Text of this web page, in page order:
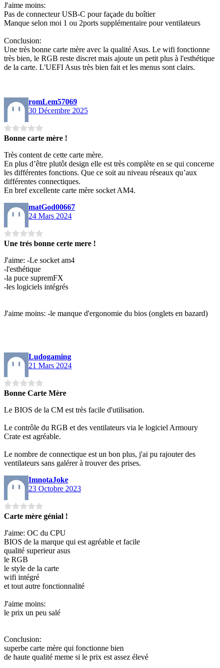
J'aime moins:
Pas de connecteur USB-C pour façade du boîtier
Manque selon moi 1 ou 2ports supplémentaire pour ventilateurs
Conclusion:
Une très bonne carte mère avec la qualité Asus. Le wifi fonctionne
très bien, le RGB reste discret mais ajoute un petit plus à l'esthétique
de la carte. L'UEFI Asus très bien fait et les menus sont clairs.
romLem57069
30 Décembre 2025
Bonne carte mère !
Très content de cette carte mère.
En plus d’être plutôt design elle est très complète en se qui concerne
les différentes fonctions. Que ce soit au niveau réseaux qu’aux
différentes connectiques.
En bref excellente carte mère socket AM4.
matGod00667
24 Mars 2024
Une trés bonne certe mere !
J'aime: -Le socket am4
-l'esthétique
-la puce supremFX
-les logiciels intégrés
J'aime moins: -le manque d'ergonomie du bios (onglets en bazard)
Ludogaming
21 Mars 2024
Bonne Carte Mère
Le BIOS de la CM est très facile d'utilisation.
Le contrôle du RGB et des ventilateurs via le logiciel Armoury
Crate est agréable.
Le nombre de connectique est un bon plus, j'ai pu rajouter des
ventilateurs sans galérer à trouver des prises.
ImnotaJoke
23 Octobre 2023
Carte mère génial !
J'aime: OC du CPU
BIOS de la marque qui est agréable et facile
qualité superieur asus
le RGB
le style de la carte
wifi intégré
et tout autre fonctionnalité
J'aime moins:
le prix un peu salé
Conclusion:
superbe carte mère qui fonctionne bien
de haute qualité meme si le prix est assez élevé